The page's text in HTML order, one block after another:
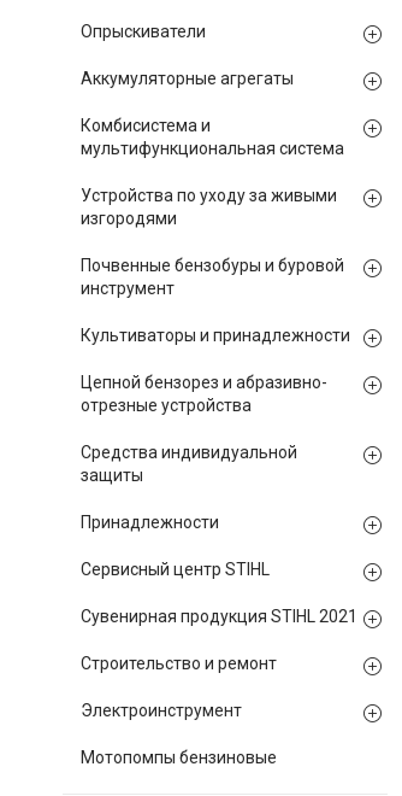
Опрыскиватели
Аккумуляторные агрегаты
Комбисистема и
мультифункциональная система
Устройства по уходу за живыми
изгородями
Почвенные бензобуры и буровой
инструмент
Культиваторы и принадлежности
Цепной бензорез и абразивно-
отрезные устройства
Средства индивидуальной
защиты
Принадлежности
Сервисный центр STIHL
Сувенирная продукция STIHL 2021
Строительство и ремонт
Электроинструмент
Мотопомпы бензиновые